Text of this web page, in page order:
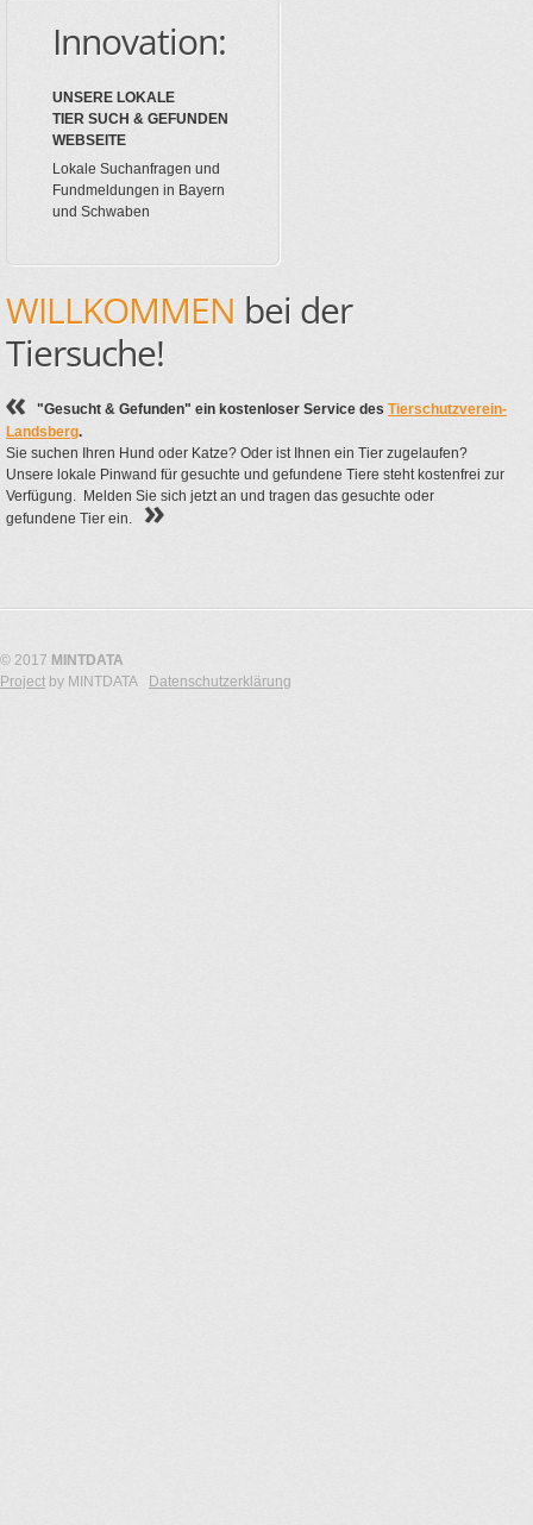
Innovation:
UNSERE LOKALE
TIER SUCH & GEFUNDEN
WEBSEITE
Lokale Suchanfragen und
Fundmeldungen in Bayern
und Schwaben
WILLKOMMEN bei der
Tiersuche!
"Gesucht & Gefunden" ein kostenloser Service des Tierschutzverein-
Landsberg.
Sie suchen Ihren Hund oder Katze? Oder ist Ihnen ein Tier zugelaufen?
Unsere lokale Pinwand für gesuchte und gefundene Tiere steht kostenfrei zur
Verfügung. Melden Sie sich jetzt an und tragen das gesuchte oder
gefundene Tier ein.
© 2017 MINTDATA
Project by MINTDATA Datenschutzerklärung